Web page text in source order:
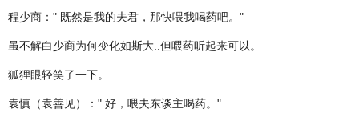
程少商：" 既然是我的夫君，那快喂我喝药吧。"
虽不解白少商为何变化如斯大..但喂药听起来可以。
狐狸眼轻笑了一下。
袁慎（袁善见）：" 好，喂夫东谈主喝药。"